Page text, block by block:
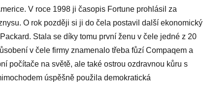
V roce 1998 ji časopis Fortune prohlásil za
O rok později si ji do čela postavil další ekonomický
Stala se díky tomu první ženu v čele jedné z 20
v čele firmy znamenalo třeba fůzí Compaqem a
počítače na světě, ale také ostrou ozdravnou kůru s
úspěšně použila demokratická